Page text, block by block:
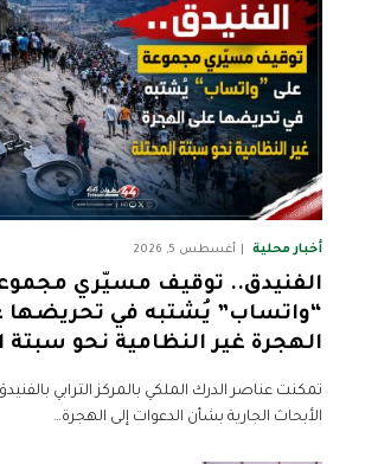
أخبار محلية أغسطس 5, 2026
الفنيدق.. توقيف مسيّري
“واتساب” يُشتبه في تحريضها
الهجرة غير النظامية نحو سبتة
تمكنت عناصر الدرك الملكي بالمركز الترابي
الأبحاث الجارية بشأن الدعوات إلى الهجرة…